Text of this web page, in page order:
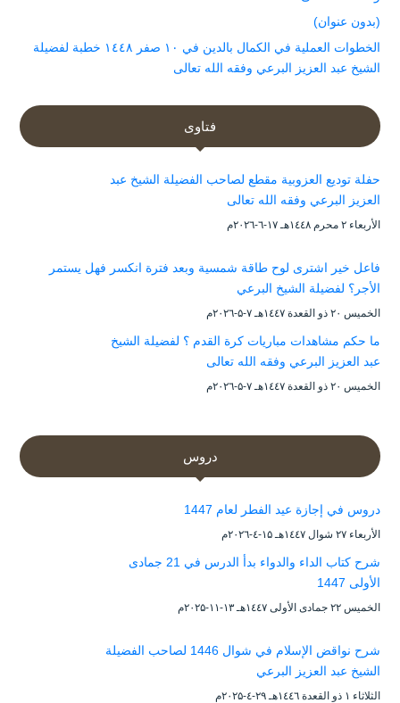
(بدون عنوان)
الخطوات العملية في الكمال بالدين في ١٠ صفر ١٤٤٨ خطبة لفضيلة
الشيخ عبد العزيز البرعي وفقه الله تعالى
فتاوى
حفلة توديع العزوبية مقطع لصاحب الفضيلة الشيخ عبد
العزيز البرعي وفقه الله تعالى
الأربعاء ۲ محرم ۱٤٤۸هـ ۱۷-٦-۲۰۲٦م
فاعل خير اشترى لوح طاقة شمسية وبعد فترة انكسر فهل يستمر
الأجر؟ لفضيلة الشيخ البرعي
الخميس ۲۰ ذو القعدة ۱٤٤۷هـ ۷-۵-۲۰۲٦م
ما حكم مشاهدات مباريات كرة القدم ؟ لفضيلة الشيخ
عبد العزيز البرعي وفقه الله تعالى
الخميس ۲۰ ذو القعدة ۱٤٤۷هـ ۷-۵-۲۰۲٦م
دروس
دروس في إجازة عيد الفطر لعام 1447
الأربعاء ۲۷ شوال ۱٤٤۷هـ ۱۵-٤-۲۰۲٦م
شرح كتاب الداء والدواء بدأ الدرس في 21 جمادى
الأولى 1447
الخميس ۲۲ جمادى الأولى ۱٤٤۷هـ ۱۳-۱۱-۲۰۲۵م
شرح نواقض الإسلام في شوال 1446 لصاحب الفضيلة
الشيخ عبد العزيز البرعي
الثلاثاء ۱ ذو القعدة ۱٤٤٦هـ ۲۹-٤-۲۰۲۵م